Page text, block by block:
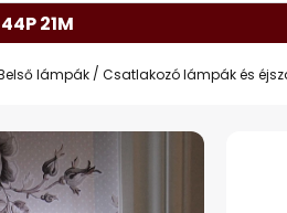
20M
lámpák Csatlakozó lámpák és